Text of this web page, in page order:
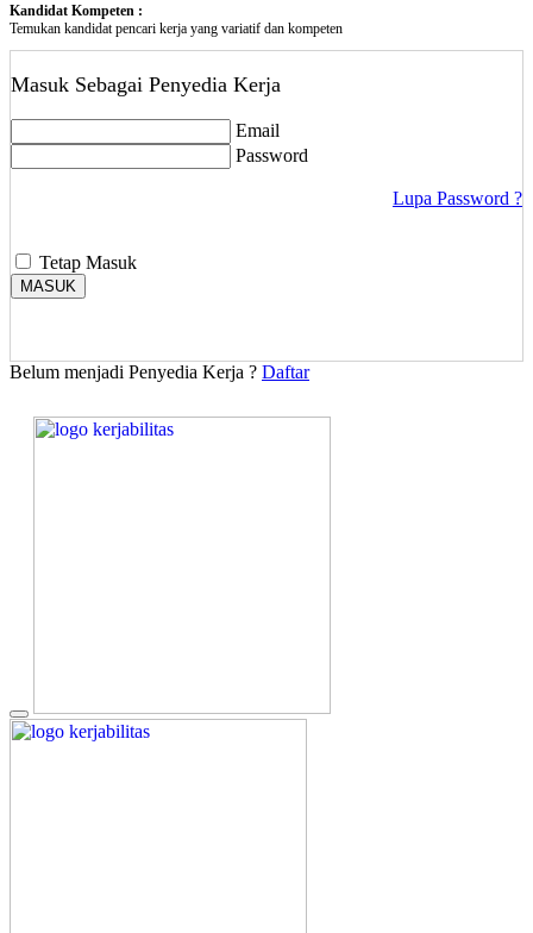
Kandidat Kompeten :
Temukan kandidat pencari kerja yang variatif dan kompeten
Masuk Sebagai Penyedia Kerja
Email
Password
Lupa Password ?
Tetap Masuk
MASUK
Belum menjadi Penyedia Kerja ? Daftar